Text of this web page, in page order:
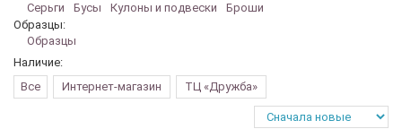
Серьги
Бусы Кулоны и подвески
Броши
Образцы:
Образцы
Наличие:
Все
Интернет-магазин ТЦ «Дружба»